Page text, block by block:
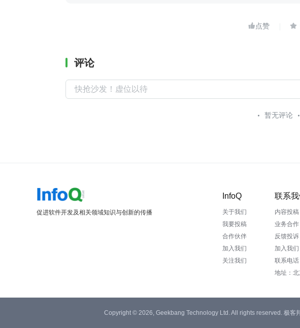
 
评论
暂无评论
促进软件开发及相关领域知识与创新的传播
InfoQ
关于我们
我要投稿
合作伙伴
加入我们
关注我们
联系
内容投
业务合
反馈投
加入我
联系电
地址：
Copyright © 2026, Geekbang Technology Ltd. All rights reserved. 极客